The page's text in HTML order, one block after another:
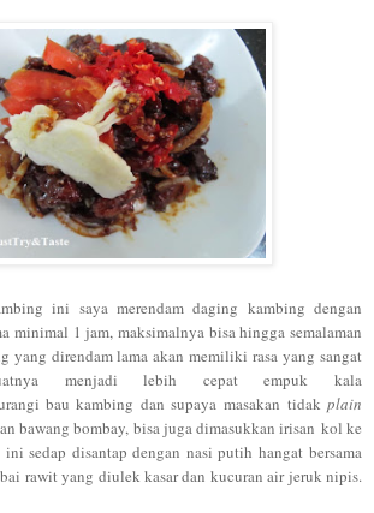
ini saya merendam daging kambing dengan
minimal 1 jam, maksimalnya bisa hingga semalaman
yang direndam lama akan memiliki rasa yang sangat
menjadi lebih cepat empuk kala
bau kambing dan supaya masakan tidak plain
bawang bombay, bisa juga dimasukkan irisan kol ke
sedap disantap dengan nasi putih hangat bersama
rawit yang diulek kasar dan kucuran air jeruk nipis.